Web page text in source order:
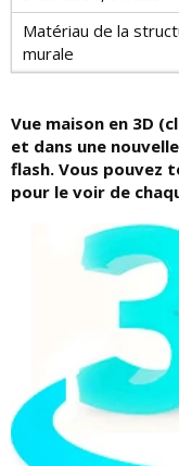
Matériau de la
murale
Vue maison en 3D
et dans une
flash. Vous pouvez
pour le voir de